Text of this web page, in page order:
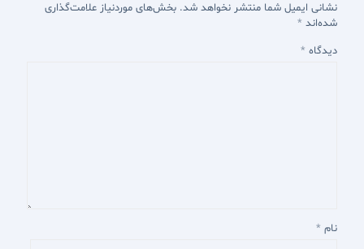
نشانی ایمیل شما منتشر نخواهد شد. بخش‌های موردنیاز علامت‌گذاری
شده‌اند *
دیدگاه *
نام *